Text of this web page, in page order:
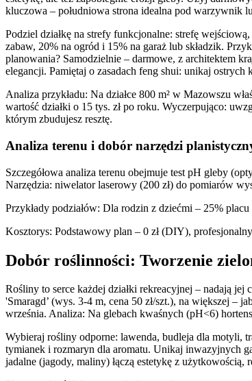
kluczowa – południowa strona idealna pod warzywnik
Podziel działkę na strefy funkcjonalne: strefę
zabaw, 20% na ogród i 15% na garaż lub składzik.
planowania? Samodzielnie – darmowe, z architektem
elegancji. Pamiętaj o zasadach feng shui: unikaj
Analiza przykładu: Na działce 800 m² w Mazowszu
wartość działki o 15 tys. zł po roku. Wyczerpująco:
którym zbudujesz resztę.
Analiza terenu i dobór narzędzi
Szczegółowa analiza terenu obejmuje test pH gleby
Narzędzia: niwelator laserowy (200 zł) do pomiarów
Przykłady podziałów: Dla rodzin z dziećmi – 25%
Kosztorys: Podstawowy plan – 0 zł (DIY),
Dobór roślinności: Tworzenie
Rośliny to serce każdej działki rekreacyjnej – nadają
'Smaragd’ (wys. 3-4 m, cena 50 zł/szt.), na większej –
września. Analiza: Na glebach kwaśnych (pH<6)
Wybieraj rośliny odporne: lawenda, budleja dla motyli,
tymianek i rozmaryn dla aromatu. Unikaj inwazyjnych
jadalne (jagody, maliny) łączą estetykę z użytkowością,